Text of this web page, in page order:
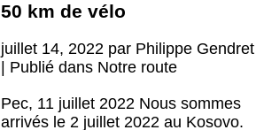
50 km de vélo
juillet 14, 2022 par Philippe Gendret
| Publié dans Notre route
Pec, 11 juillet 2022 Nous sommes
arrivés le 2 juillet 2022 au Kosovo.